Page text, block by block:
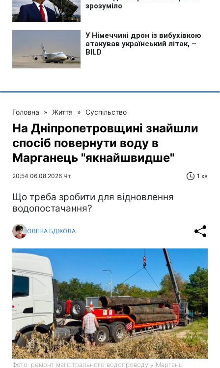
Головна » Життя » Суспільство
На Дніпропетровщині знайшли
спосіб повернути воду в
Марганець "якнайшвидше"
20:54 06.08.2026 Чт 1 хв
Що треба зробити для відновлення
водопостачання?
ОЛЕНА БДЖОЛА
Фото: ремонт магістрального водопроводу у Марганці